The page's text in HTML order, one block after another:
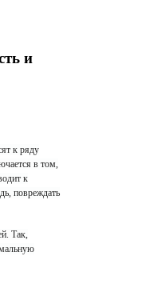
и
к ряду
в том,
к
повреждать
Так,